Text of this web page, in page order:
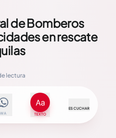
de Bomberos
en rescate
lectura
WA TEXTO
ESCUCHAR